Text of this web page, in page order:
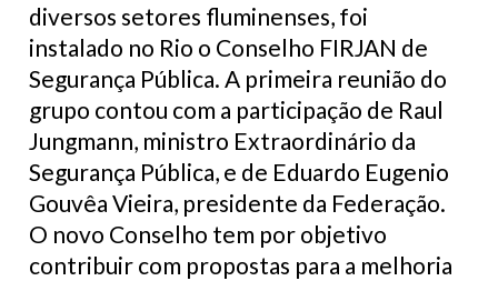
diversos setores fluminenses, foi
instalado no Rio o Conselho FIRJAN de
Segurança Pública. A primeira reunião do
grupo contou com a participação de Raul
Jungmann, ministro Extraordinário da
Segurança Pública, e de Eduardo Eugenio
Gouvêa Vieira, presidente da Federação.
O novo Conselho tem por objetivo
contribuir com propostas para a melhoria